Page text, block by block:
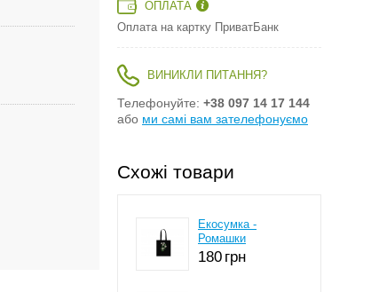
ОПЛАТА
Оплата на картку ПриватБанк
ВИНИКЛИ ПИТАННЯ?
Телефонуйте: +38 097 14 17 144
або ми самі вам зателефонуємо
Схожі товари
Екосумка -
Ромашки
180 грн